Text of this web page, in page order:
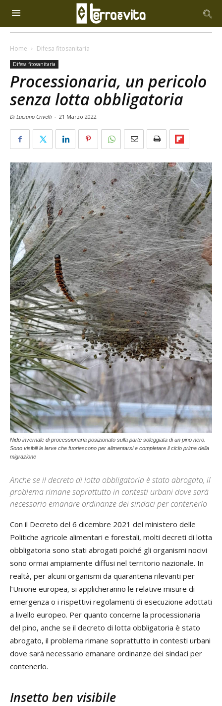
Home Difesa fitosanitaria
Difesa fitosanitaria
Processionaria, un pericolo
senza lotta obbligatoria
Di Luciano Crivelli - 21 Marzo 2022
Nido invernale di processionaria posizionato sulla parte soleggiata di un pino nero.
Sono visibili le larve che fuoriescono per alimentarsi e completare il ciclo prima della
migrazione
Anche se il decreto di lotta obbligatoria è stato abrogato, il
problema rimane soprattutto in contesti urbani dove sarà
necessario emanare ordinanze dei sindaci per contenerlo
Con il Decreto del 6 dicembre 2021 del ministero delle
Politiche agricole alimentari e forestali, molti decreti di lotta
obbligatoria sono stati abrogati poiché gli organismi nocivi
sono ormai ampiamente diffusi nel territorio nazionale. In
realtà, per alcuni organismi da quarantena rilevanti per
l’Unione europea, si applicheranno le relative misure di
emergenza o i rispettivi regolamenti di esecuzione adottati
a livello europeo. Per quanto concerne la processionaria
del pino, anche se il decreto di lotta obbligatoria è stato
abrogato, il problema rimane soprattutto in contesti urbani
dove sarà necessario emanare ordinanze dei sindaci per
contenerlo.
Insetto ben visibile